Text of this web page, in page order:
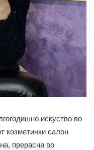
искуство во
козметички салон
прерасна во